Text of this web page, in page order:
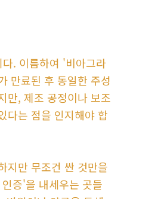
. 이름하여 '비아그라
만료된 후 동일한 주성
만, 제조 공정이나 보조
다는 점을 인지해야 합
지만 무조건 싼 것만을
증'을 내세우는 곳들